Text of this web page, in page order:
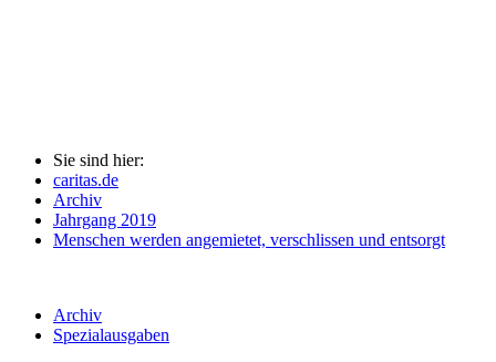
Sie sind hier:
caritas.de
Archiv
Jahrgang 2019
Menschen werden angemietet, verschlissen und entsorgt
Archiv
Spezialausgaben